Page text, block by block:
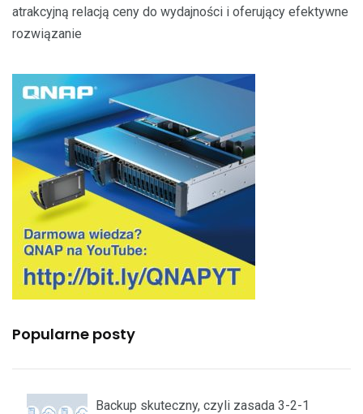
atrakcyjną relacją ceny do wydajności i oferujący efektywne
rozwiązanie
Popularne posty
Backup skuteczny, czyli zasada 3-2-1